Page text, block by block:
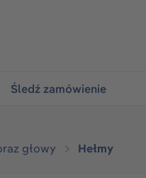
Śledź zamówienie
głowy Hełmy